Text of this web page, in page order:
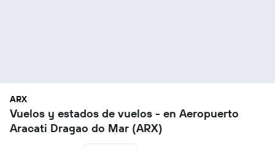
ARX
Vuelos y estados de vuelos - en Aeropuerto
Aracati Dragao do Mar (ARX)